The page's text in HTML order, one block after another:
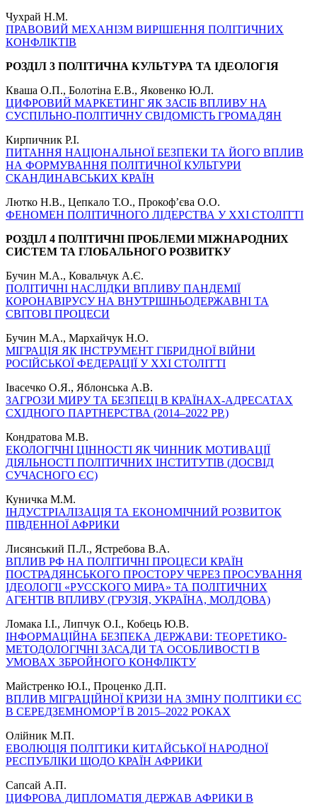
Чухрай Н.М.
ПРАВОВИЙ МЕХАНІЗМ ВИРІШЕННЯ ПОЛІТИЧНИХ
КОНФЛІКТІВ
РОЗДІЛ 3 ПОЛІТИЧНА КУЛЬТУРА ТА ІДЕОЛОГІЯ
Кваша О.П., Болотіна Е.В., Яковенко Ю.Л.
ЦИФРОВИЙ МАРКЕТИНГ ЯК ЗАСІБ ВПЛИВУ НА
СУСПІЛЬНО-ПОЛІТИЧНУ СВІДОМІСТЬ ГРОМАДЯН
Кирпичник Р.І.
ПИТАННЯ НАЦІОНАЛЬНОЇ БЕЗПЕКИ ТА ЙОГО ВПЛИВ
НА ФОРМУВАННЯ ПОЛІТИЧНОЇ КУЛЬТУРИ
СКАНДИНАВСЬКИХ КРАЇН
Лютко Н.В., Цепкало Т.О., Прокоф’єва О.О.
ФЕНОМЕН ПОЛІТИЧНОГО ЛІДЕРСТВА У ХХІ СТОЛІТТІ
РОЗДІЛ 4 ПОЛІТИЧНІ ПРОБЛЕМИ МІЖНАРОДНИХ
СИСТЕМ ТА ГЛОБАЛЬНОГО РОЗВИТКУ
Бучин М.А., Ковальчук А.Є.
ПОЛІТИЧНІ НАСЛІДКИ ВПЛИВУ ПАНДЕМІЇ
КОРОНАВІРУСУ НА ВНУТРІШНЬОДЕРЖАВНІ ТА
СВІТОВІ ПРОЦЕСИ
Бучин М.А., Мархайчук Н.О.
МІГРАЦІЯ ЯК ІНСТРУМЕНТ ГІБРИДНОЇ ВІЙНИ
РОСІЙСЬКОЇ ФЕДЕРАЦІЇ У ХХІ СТОЛІТТІ
Івасечко О.Я., Яблонська А.В.
ЗАГРОЗИ МИРУ ТА БЕЗПЕЦІ В КРАЇНАХ-АДРЕСАТАХ
СХІДНОГО ПАРТНЕРСТВА (2014–2022 РР.)
Кондратова М.В.
ЕКОЛОГІЧНІ ЦІННОСТІ ЯК ЧИННИК МОТИВАЦІЇ
ДІЯЛЬНОСТІ ПОЛІТИЧНИХ ІНСТИТУТІВ (ДОСВІД
СУЧАСНОГО ЄС)
Куничка М.М.
ІНДУСТРІАЛІЗАЦІЯ ТА ЕКОНОМІЧНИЙ РОЗВИТОК
ПІВДЕННОЇ АФРИКИ
Лисянський П.Л., Ястребова В.А.
ВПЛИВ РФ НА ПОЛІТИЧНІ ПРОЦЕСИ КРАЇН
ПОСТРАДЯНСЬКОГО ПРОСТОРУ ЧЕРЕЗ ПРОСУВАННЯ
ІДЕОЛОГІІ «РУССКОГО МИРА» ТА ПОЛІТИЧНИХ
АГЕНТІВ ВПЛИВУ (ГРУЗІЯ, УКРАЇНА, МОЛДОВА)
Ломака І.І., Липчук О.І., Кобець Ю.В.
ІНФОРМАЦІЙНА БЕЗПЕКА ДЕРЖАВИ: ТЕОРЕТИКО-
МЕТОДОЛОГІЧНІ ЗАСАДИ ТА ОСОБЛИВОСТІ В
УМОВАХ ЗБРОЙНОГО КОНФЛІКТУ
Майстренко Ю.І., Проценко Д.П.
ВПЛИВ МІГРАЦІЙНОЇ КРИЗИ НА ЗМІНУ ПОЛІТИКИ ЄС
В СЕРЕДЗЕМНОМОР’Ї В 2015–2022 РОКАХ
Олійник М.П.
ЕВОЛЮЦІЯ ПОЛІТИКИ КИТАЙСЬКОЇ НАРОДНОЇ
РЕСПУБЛІКИ ЩОДО КРАЇН АФРИКИ
Сапсай А.П.
ЦИФРОВА ДИПЛОМАТІЯ ДЕРЖАВ АФРИКИ В